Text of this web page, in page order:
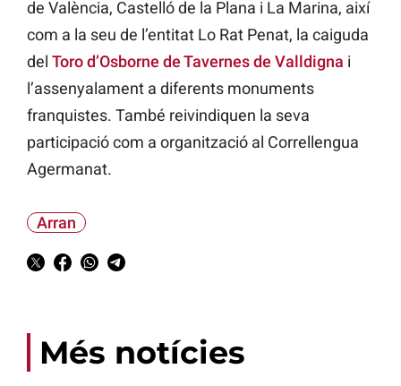
de València, Castelló de la Plana i La Marina, així
com a la seu de l’entitat Lo Rat Penat, la caiguda
del Toro d’Osborne de Tavernes de Valldigna i
l’assenyalament a diferents monuments
franquistes. També reivindiquen la seva
participació com a organització al Correllengua
Agermanat.
Arran
Més notícies